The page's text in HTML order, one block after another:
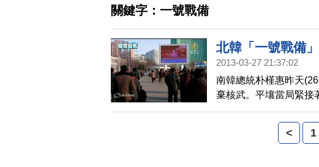
關鍵字：一號戰備
北韓「一號戰備
2013-03-27 21:37:02
南韓總統朴槿惠昨天
棄核武。平壤當局緊接
國本土。白宮方面表示
性勸說，呼籲展開實質
< 1